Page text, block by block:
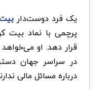
یک فرد دوست‌دار
پرچمی با نماد بیت
قرار دهد. او
در سراسر جهان
درباره مسائل مالی